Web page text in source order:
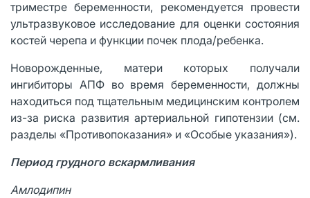
триместре беременности, рекомендуется провести
ультразвуковое исследование для оценки состояния
костей черепа и функции почек плода/ребенка.
Новорожденные, матери которых получали
ингибиторы АПФ во время беременности, должны
находиться под тщательным медицинским контролем
из-за риска развития артериальной гипотензии (см.
разделы «Противопоказания» и «Особые указания»).
Период грудного вскармливания
Амлодипин